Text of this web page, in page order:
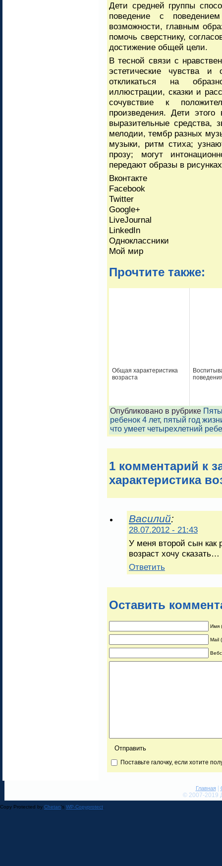
Дети средней группы
поведение с
возможности, главным
помочь сверстнику,
достижение общей цели.
В тесной связи с
эстетические чувства и
откликаться на
иллюстрации, сказки и
сочувствие к
произведения. Дети этого
выразительные средства,
мелодии, тембр разных
музыки, ритм стиха;
прозу; могут
передают образы в
Вконтакте
Facebook
Twitter
Google+
LiveJournal
LinkedIn
Одноклассники
Мой мир
Прочтите также:
Общая характеристика
возраста
Опубликовано в рубрике
ребенок 4 лет, пятый год
что умеет четырехлетний
1 комментарий к
характеристика
Василий:
28.07.2012 - 21:43
У меня второй сын как
возраст хочу сказать…
Ответить
Оставить
Имя
Mail
Поставьте галочку, если хотите
Главная|
© 2007-2019
Copy Protected by Chetan's WP-Copyprotect